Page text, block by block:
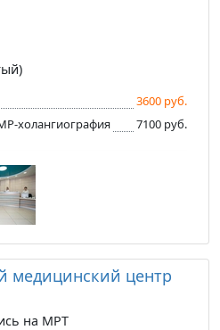
3600 руб.
холангиография
7100 руб.
медицинский центр
на МРТ